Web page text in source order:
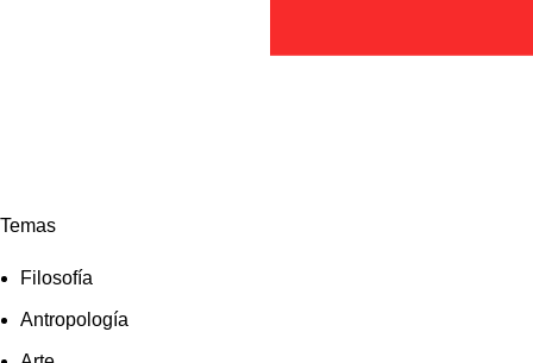
Temas
Filosofía
Antropología